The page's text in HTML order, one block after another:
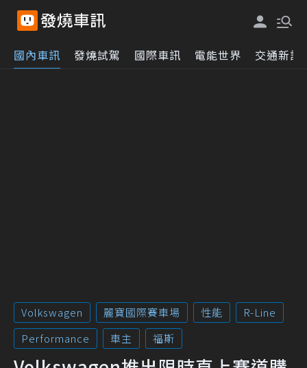
國內車訊 發燒試駕 國際車訊 電能世界 交通新訊
Volkswagen 麗寶國際賽車場 性能
R-Line
Performance
車主 福斯